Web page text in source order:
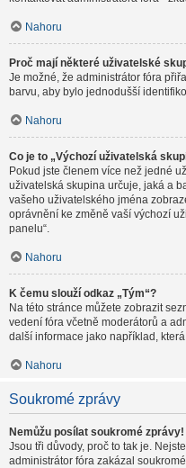
Nahoru
Proč mají některé uživatelské
Je možné, že administrátor fóra
barvu, aby bylo jednodušší
Nahoru
Co je to „Výchozí uživatelská
Pokud jste členem více než jedné
uživatelská skupina určuje, jaká a
vašeho uživatelského jména
oprávnění ke změně vaší výchozí
panelu“.
Nahoru
K čemu slouží odkaz „Tým“?
Na této stránce můžete zobrazit
vedení fóra včetně moderátorů a
další informace jako například,
Nahoru
Soukromé zprávy
Nemůžu posílat soukromé zprávy!
Jsou tři důvody, proč to tak je.
administrátor fóra zakázal